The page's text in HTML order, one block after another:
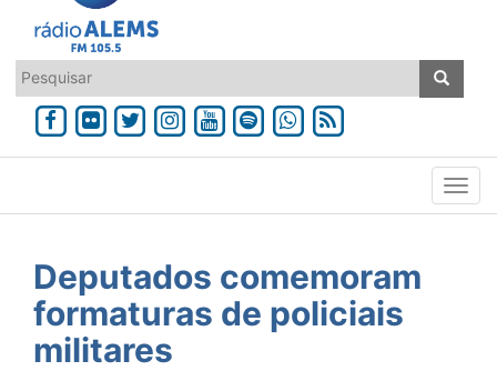
Deputados comemoram
formaturas de policiais
militares